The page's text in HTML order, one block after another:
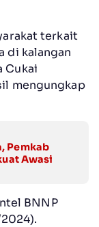
terkait
di kalangan
Cukai
mengungkap
Pemkab
Awasi
BNNP